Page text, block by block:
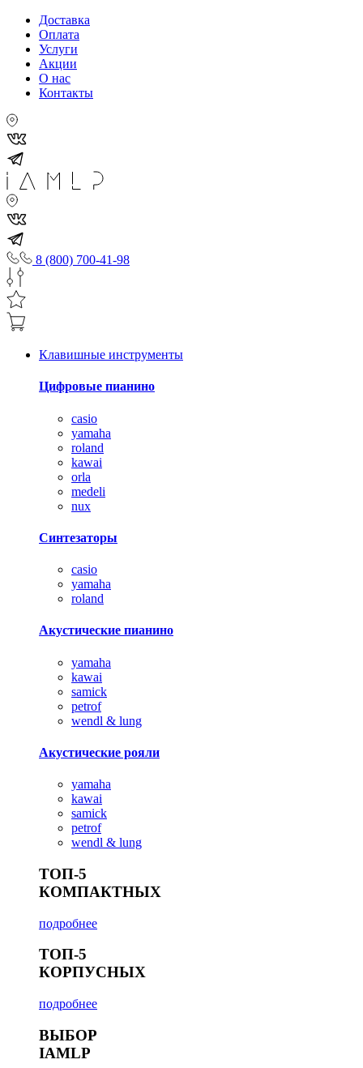
Доставка
Оплата
Услуги
Акции
О нас
Контакты
8 (800) 700-41-98
Клавишные инструменты
Цифровые пианино
casio
yamaha
roland
kawai
orla
medeli
nux
Синтезаторы
casio
yamaha
roland
Акустические пианино
yamaha
kawai
samick
petrof
wendl & lung
Акустические рояли
yamaha
kawai
samick
petrof
wendl & lung
ТОП-5
КОМПАКТНЫХ
подробнее
ТОП-5
КОРПУСНЫХ
подробнее
ВЫБОР
IAMLP